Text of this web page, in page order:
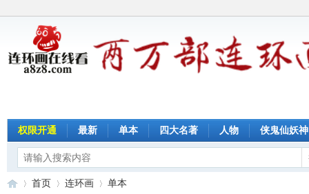
权限开通 最新 单本 四大名著 人物 侠鬼仙妖神
首页 连环画 单本